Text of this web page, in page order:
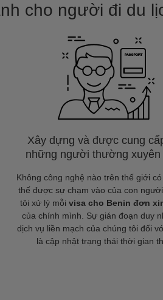
cho người đi du
Xây dựng và được cung
những người thường xuyên
Không công nghệ nào trên thế giới
thế được sự chạm vào của con
tôi xử lý mỗi visa cho Benin đơn
của chính mình. Sự gián đoạn duy
dịch vụ liền mạch của chúng tôi đối
là cập nhật trạng thái thời gian